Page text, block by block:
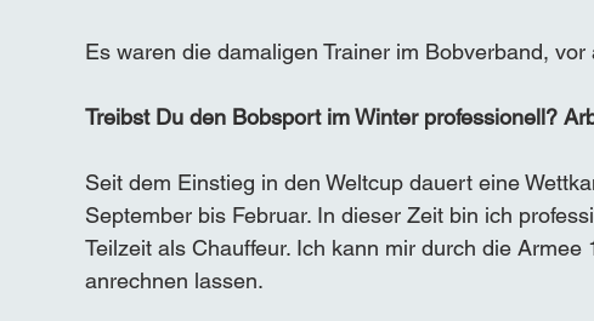
Es waren die damaligen Trainer im Bobverband,
Treibst Du den Bobsport im Winter professionell?
Seit dem Einstieg in den Weltcup dauert eine
September bis Februar. In dieser Zeit bin ich
Teilzeit als Chauffeur. Ich kann mir durch die Armee
anrechnen lassen.